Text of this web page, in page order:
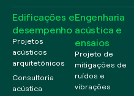
Edificações e
desempenho
Projetos
acústicos
arquitetônicos
Consultoria
acústica
Engenharia
acústica e
ensaios
Projeto de
mitigações de
ruídos e
vibrações